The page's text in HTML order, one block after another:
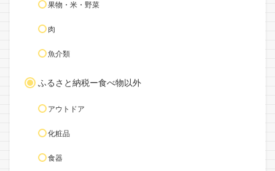
果物・米・野菜
肉
魚介類
ふるさと納税ー食べ物以外
アウトドア
化粧品
食器